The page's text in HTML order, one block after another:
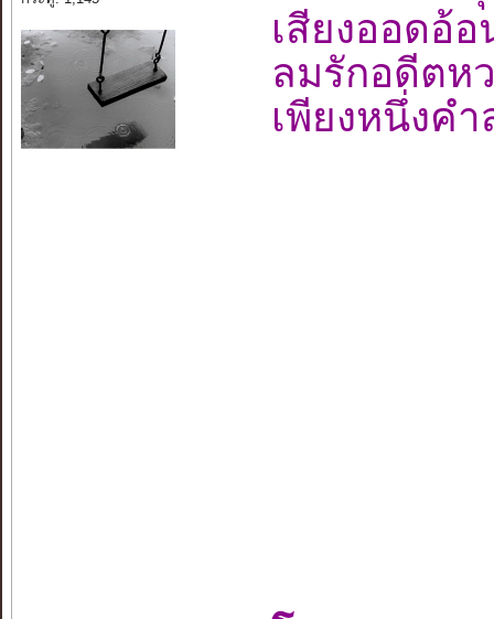
เสียงออดอ้
ลมรักอดีต
เพียงหนึ่งค